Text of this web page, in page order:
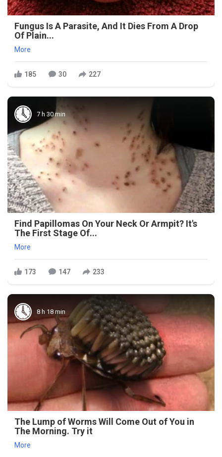
Fungus Is A Parasite, And It Dies From A Drop
Of Plain...
More
185 30 227
7 h 30 min
Find Papillomas On Your Neck Or Armpit? It's
The First Stage Of...
More
173 147 233
8 h 18 min
The Lump of Worms Will Come Out of You in
The Morning. Try it
More